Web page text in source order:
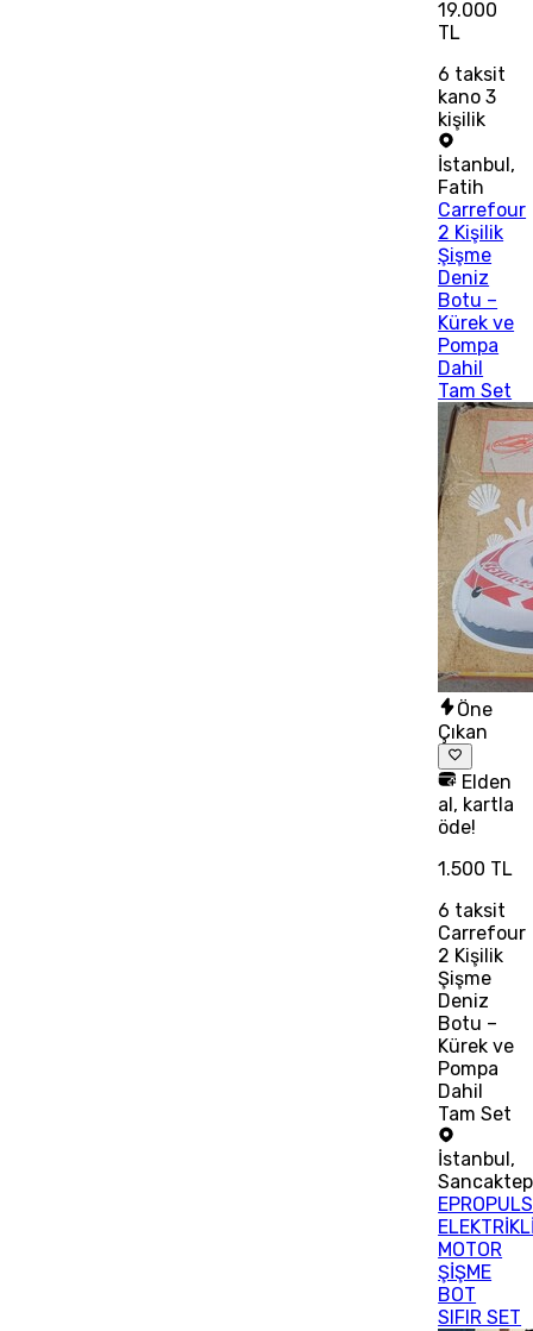
19.000
TL
6 taksit
kano 3
kişilik
İstanbul,
Fatih
Carrefour
2 Kişilik
Şişme
Deniz
Botu –
Kürek ve
Pompa
Dahil
Tam Set
Öne
Çıkan
Elden
al, kartla
öde!
1.500 TL
6 taksit
Carrefour
2 Kişilik
Şişme
Deniz
Botu –
Kürek ve
Pompa
Dahil
Tam Set
İstanbul ,
MOTOR
ŞİŞME
BOT
SIFIR SET